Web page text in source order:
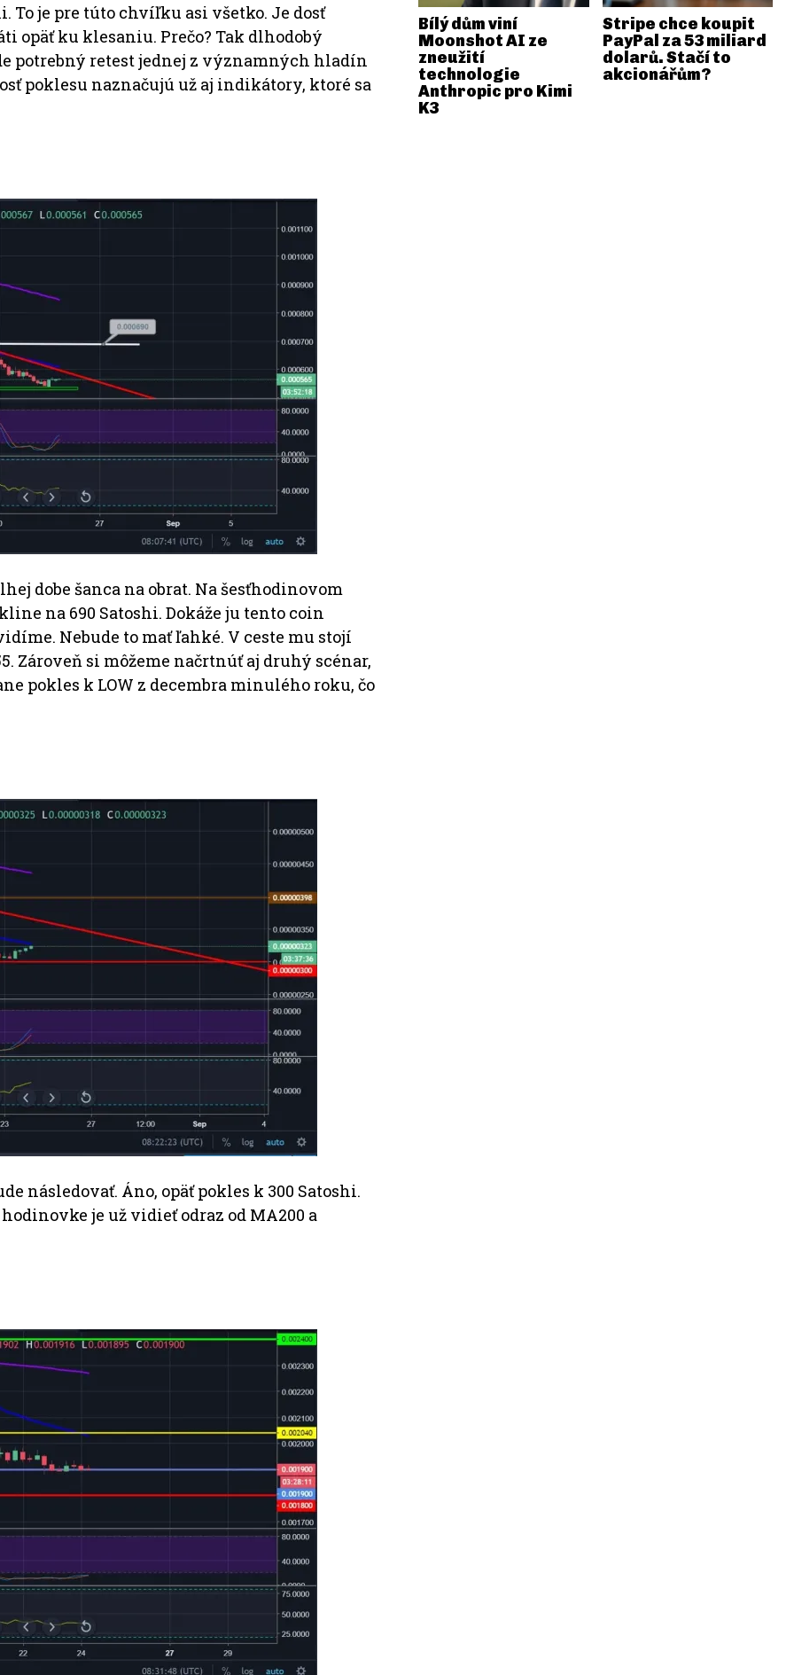
To je pre túto chvíľku asi všetko. Je dosť
opäť ku klesaniu. Prečo? Tak dlhodobý
potrebný retest jednej z významných hladín
poklesu naznačujú už aj indikátory, ktoré sa
dobe šanca na obrat. Na šesťhodinovom
na 690 Satoshi. Dokáže ju tento coin
Nebude to mať ľahké. V ceste mu stojí
Zároveň si môžeme načrtnúť aj druhý scénar,
pokles k LOW z decembra minulého roku, čo
následovať. Áno, opäť pokles k 300 Satoshi.
je už vidieť odraz od MA200 a
Bílý dům viní
Moonshot AI ze
zneužití
technologie
Anthropic pro Kimi
K3
Stripe chce koupit
PayPal za 53 miliard
dolarů. Stačí to
akcionářům?